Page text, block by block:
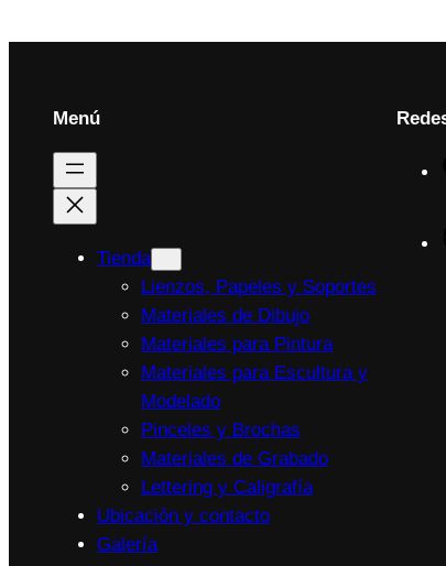
Menú
Tienda
Lienzos, Papeles y Soportes
Materiales de Dibujo
Materiales para Pintura
Materiales para Escultura y
Modelado
Pinceles y Brochas
Materiales de Grabado
Lettering y Caligrafía
Ubicación y contacto
Galería